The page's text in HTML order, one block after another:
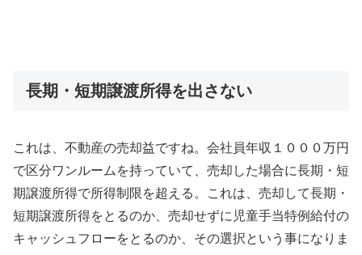
長期・短期譲渡所得を出さない
これは、不動産の売却益ですね。会社員年収１０００万円
で区分ワンルームを持っていて、売却した場合に長期・短
期譲渡所得で所得制限を超える。これは、売却して長期・
短期譲渡所得をとるのか、売却せずに児童手当特例給付の
キャッシュフローをとるのか、その選択という事になりま